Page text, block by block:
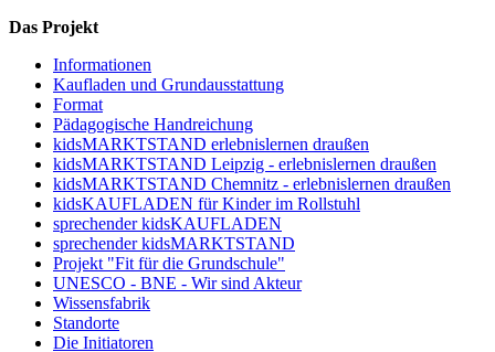
Das Projekt
Informationen
Kaufladen und Grundausstattung
Format
Pädagogische Handreichung
kidsMARKTSTAND erlebnislernen draußen
kidsMARKTSTAND Leipzig - erlebnislernen draußen
kidsMARKTSTAND Chemnitz - erlebnislernen draußen
kidsKAUFLADEN für Kinder im Rollstuhl
sprechender kidsKAUFLADEN
sprechender kidsMARKTSTAND
Projekt "Fit für die Grundschule"
UNESCO - BNE - Wir sind Akteur
Wissensfabrik
Standorte
Die Initiatoren